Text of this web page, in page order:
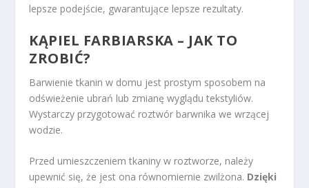
lepsze podejście, gwarantujące lepsze rezultaty.
KĄPIEL FARBIARSKA – JAK TO
ZROBIĆ?
Barwienie tkanin w domu jest prostym sposobem na
odświeżenie ubrań lub zmianę wyglądu tekstyliów.
Wystarczy przygotować roztwór barwnika we wrzącej
wodzie.
Przed umieszczeniem tkaniny w roztworze, należy
upewnić się, że jest ona równomiernie zwilżona. Dzięki